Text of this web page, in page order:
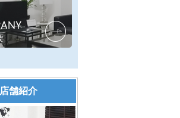
店舗紹介